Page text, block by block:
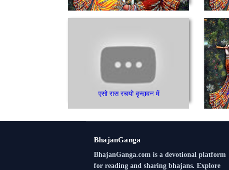
एसो रास रचयो वृन्दावन में
BhajanGanga
BhajanGanga.com is a devotional platform
for reading and sharing bhajans. Explore